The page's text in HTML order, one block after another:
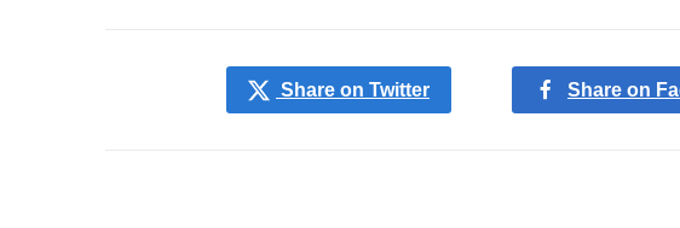
Share on Twitter Share on